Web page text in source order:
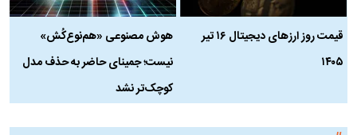
قیمت روز ارز‌های دیجیتال ۱۶ تیر
۱۴۰۵
هوش مصنوعی «هم‌نوع‌کُش»
نیست؛ جمینای حاضر به حذف مدل
کوچک‌تر نشد